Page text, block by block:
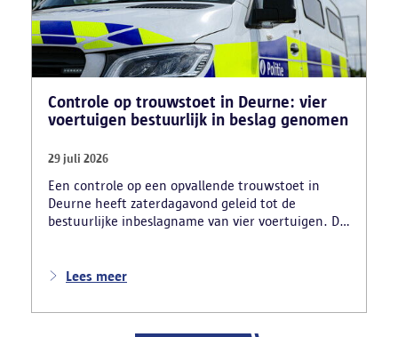
Controle op trouwstoet in Deurne: vier
voertuigen bestuurlijk in beslag genomen
29 juli 2026
Een controle op een opvallende trouwstoet in
Deurne heeft zaterdagavond geleid tot de
bestuurlijke inbeslagname van vier voertuigen. De
nadat meerdere weggebruikers melding hadden
ernstige verkeershinder die dat als gevolg had.
Lees meer